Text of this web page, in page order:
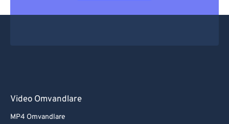
Video Omvandlare
MP4 Omvandlare